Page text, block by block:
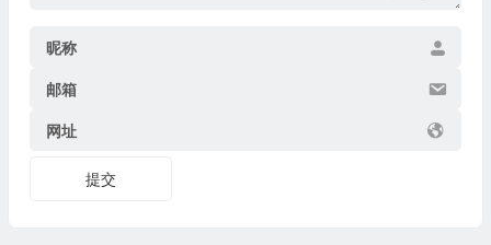
昵称
邮箱
网址
提交